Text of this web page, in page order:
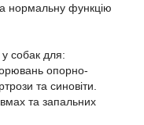
нормальну функцію
собак для:
опорно-
та синовіти.
та запальних